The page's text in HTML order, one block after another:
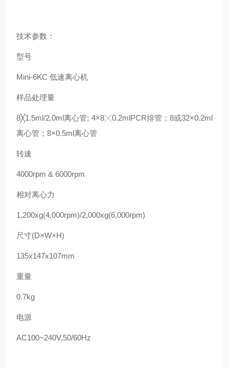
技术参数：
型号
Mini-6KC 低速离心机
样品处理量
8╳1.5ml/2.0ml离心管; 4×8╳0.2mlPCR排管； 8或32×0.2ml
离心管； 8×0.5ml离心管
转速
4000rpm & 6000rpm
相对离心力
1,200xg(4,000rpm)/2,000xg(6,000rpm)
尺寸(D×W×H)
135x147x107mm
重量
0.7kg
电源
AC100~240V,50/60Hz